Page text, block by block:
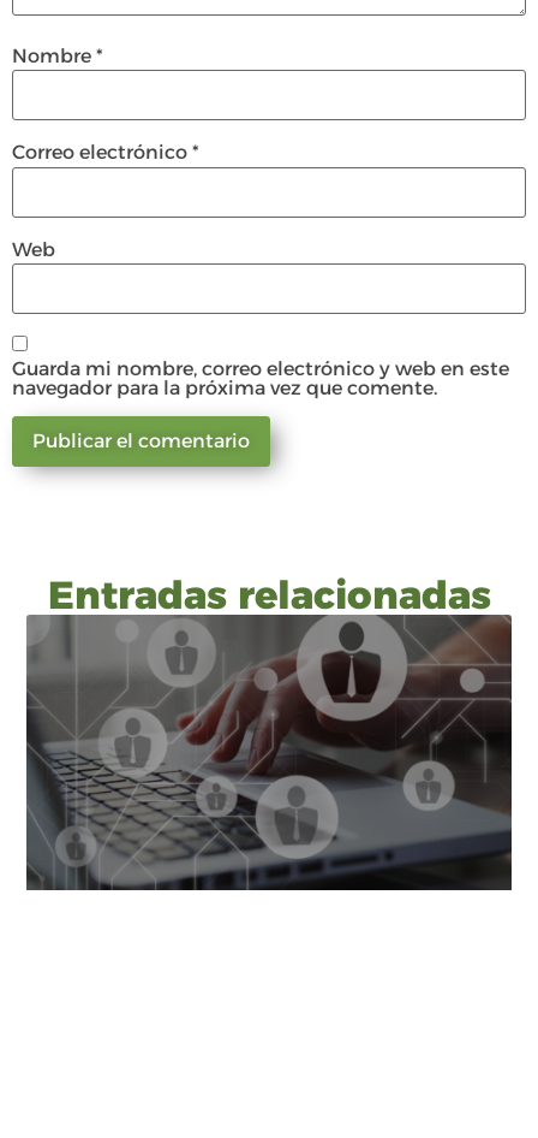
Nombre *
Correo electrónico *
Web
Guarda mi nombre, correo electrónico y web en este
navegador para la próxima vez que comente.
Entradas relacionadas